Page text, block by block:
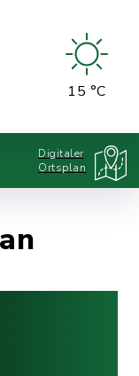
15 °C
Digitaler
Ortsplan